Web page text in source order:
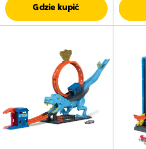
Gdzie kupić